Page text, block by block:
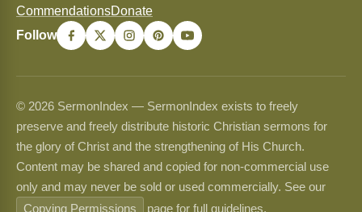
CommendationsDonate
Follow
© 2026 SermonIndex — SermonIndex exists to freely
preserve and freely distribute historic Christian sermons for
the glory of Christ and the strengthening of His Church.
Content may be shared and copied for non-commercial use
only and may never be sold or used commercially. See our
Copying Permissions
page for full guidelines.